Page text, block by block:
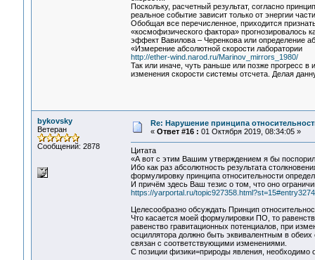
Поскольку, расчетный результат, согласно
реальное событие зависит только от энергии
Обобщая все перечисленное, приходится
«космофизического фактора» прогнозировалось
эффект Вавилова – Черенкова или определение
«Измерение абсолютной скорости лаборатории
http://ether-wind.narod.ru/Marinov_mirrors_1980/
Так или иначе, чуть раньше или позже прогресс в
изменения скорости системы отсчета. Делая
bykovsky
Ветеран
Сообщений: 2878
Re: Нарушение принципа
« Ответ #16 : 01 Октября 2019, 08:34:05 »
Цитата
«А вот с этим Вашим утверждением я бы
Ибо как раз абсолютность результата
формулировку принципа относительности
И причём здесь Ваш тезис о том, что оно
https://yarportal.ru/
Целесообразно обсуждать Принцип
Что касается моей формулировки ПО, то
равенство гравитационных потенциалов, при
осциллятора должно быть эквивалентным в
связан с соответствующими изменениями.
С позиции физики=природы явления, необходимо